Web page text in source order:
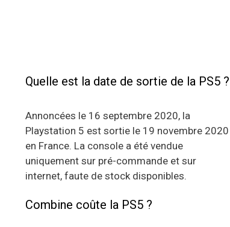
Quelle est la date de sortie de la PS5 ?
Annoncées le 16 septembre 2020, la
Playstation 5 est sortie le 19 novembre 2020
en France. La console a été vendue
uniquement sur pré-commande et sur
internet, faute de stock disponibles.
Combine coûte la PS5 ?